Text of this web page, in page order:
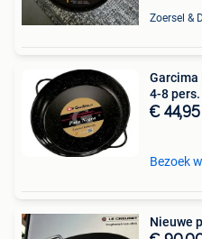
Zoersel &
Garcima
4-8 pers.
€ 44,95
Bezoek
Nieuwe